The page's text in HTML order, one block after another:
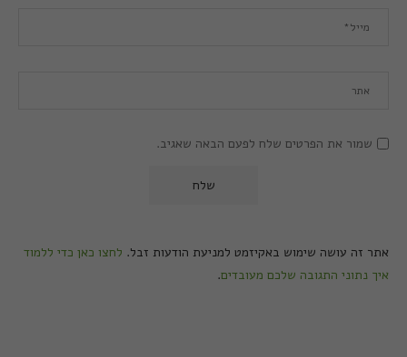
שמור את הפרטים שלח לפעם הבאה שאגיב.
אתר זה עושה שימוש באקיזמט למניעת הודעות זבל. לחצו כאן כדי ללמוד
איך נתוני התגובה שלכם מעובדים.